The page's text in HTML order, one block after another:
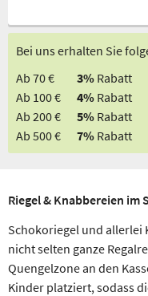
Bei uns erhalten Sie
Ab 70 €
3% Rabatt
Ab 100 €
4% Rabatt
Ab 200 €
5% Rabatt
Ab 500 €
7% Rabatt
Riegel & Knabbereien im
Schokoriegel und allerlei
nicht selten ganze
Quengelzone an den
Kinder platziert, sodass